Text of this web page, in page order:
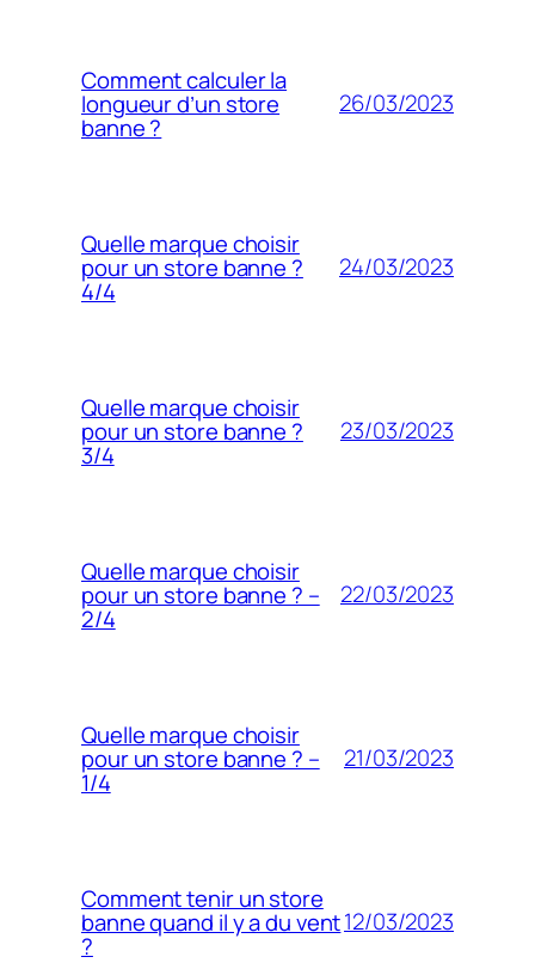
Comment calculer la
longueur d’un store
banne ?
26/03/2023
Quelle marque choisir
pour un store banne ?
4/4
24/03/2023
Quelle marque choisir
pour un store banne ?
3/4
23/03/2023
Quelle marque choisir
pour un store banne ? –
2/4
22/03/2023
Quelle marque choisir
pour un store banne ? –
1/4
21/03/2023
Comment tenir un store
banne quand il y a du vent
?
12/03/2023